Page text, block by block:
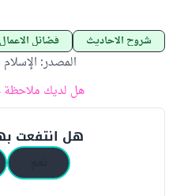
شروح الأحاديث فضائل الأعمال
المصدر:
هل لديك
هل انتفعت